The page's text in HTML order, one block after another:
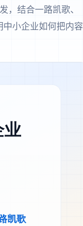
，结合一路凯歌、
小企业如何把内容